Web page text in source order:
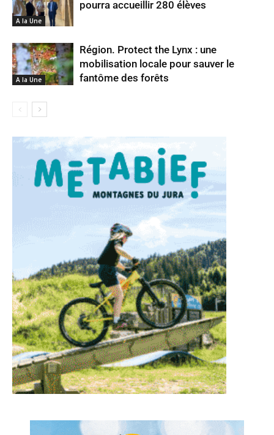
A la Une
pourra accueillir 280 élèves
A la Une
Région. Protect the Lynx : une
mobilisation locale pour sauver le
fantôme des forêts